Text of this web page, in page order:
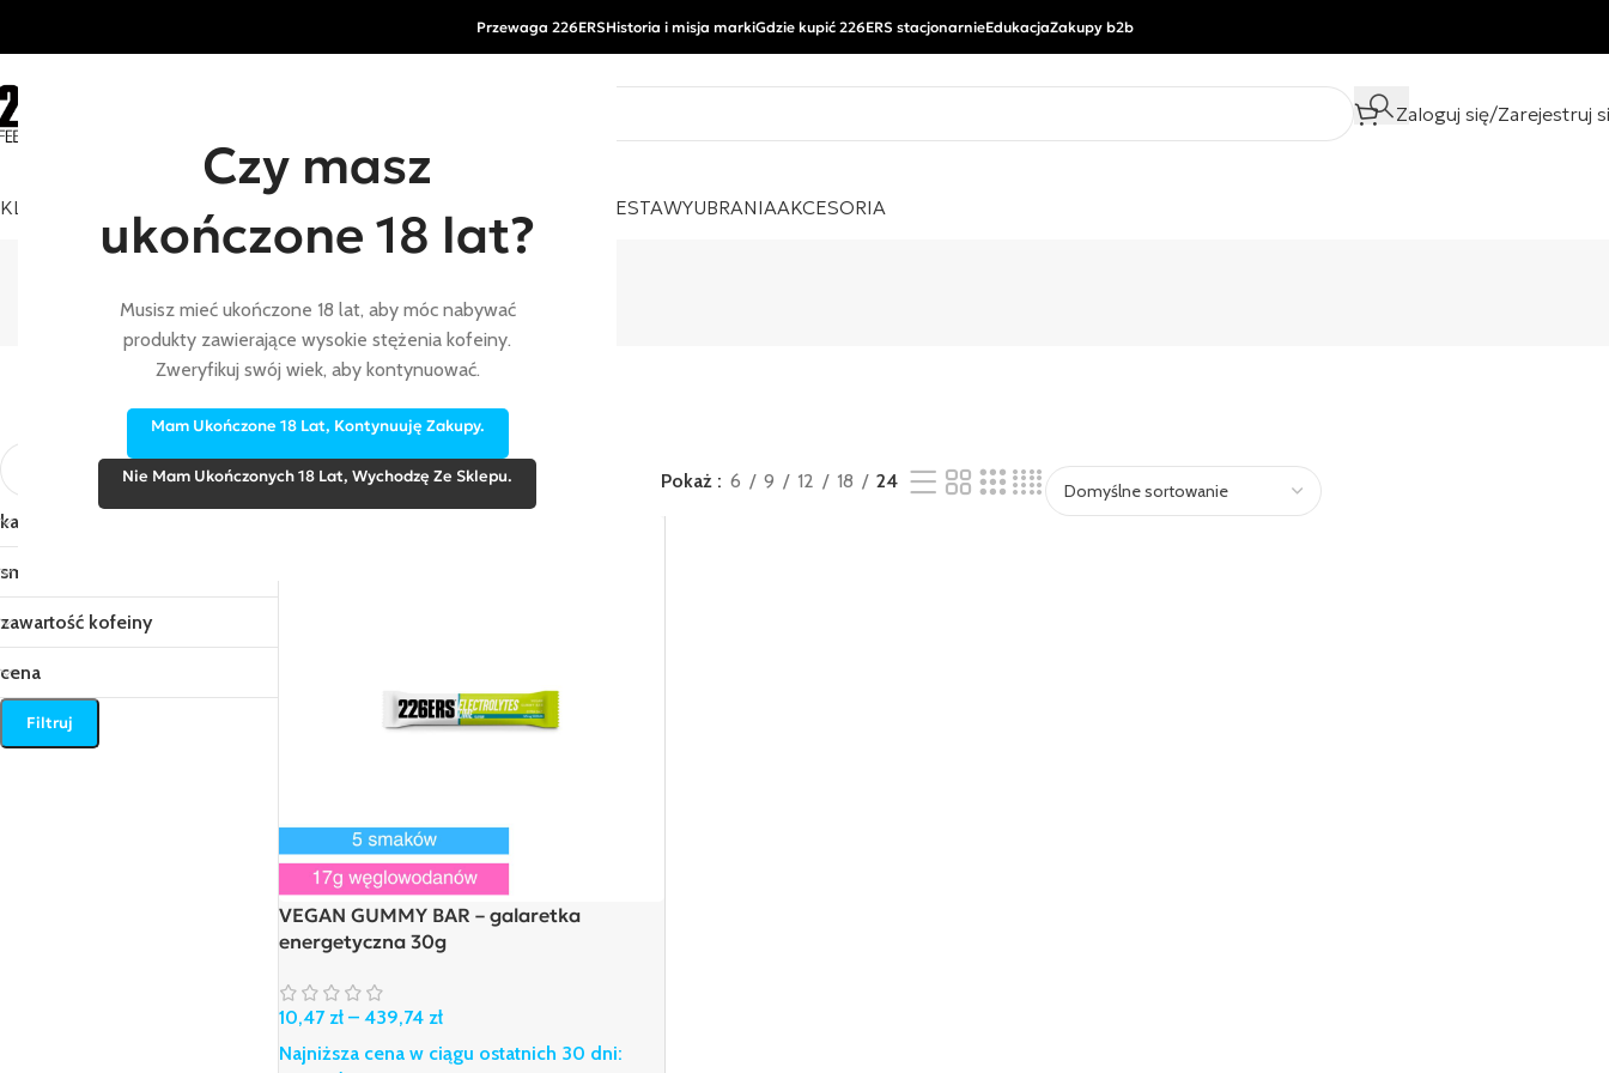
Czy masz
ukończone 18 lat?
Musisz mieć ukończone 18 lat, aby móc nabywać
produkty zawierające wysokie stężenia kofeiny.
Zweryfikuj swój wiek, aby kontynuować.
Mam Ukończone 18 Lat, Kontynuuję Zakupy.
Nie Mam Ukończonych 18 Lat, Wychodzę Ze Sklepu.
Przewaga 226ERSHistoria i misja markiGdzie kupić 226ERS stacjonarnieEdukacjaZakupy b2b
Zaloguj się/Zarejestruj
ZESTAWYUBRANIAAKCESORIA
Niskoenergetyczne
Niskoenergetyczne
kategoria
smak
zawartość kofeiny
cena
Filtruj
Wyświetlanie jednego wyniku Pokaż 6 9 12 18 24
VEGAN GUMMY BAR – galaretka
energetyczna 30g
10,47 zł – 439,74 zł
Najniższa cena w ciągu ostatnich 30 dni: